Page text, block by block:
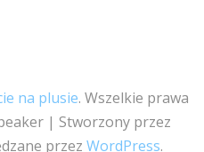
na plusie. Wszelkie prawa
| Stworzony przez
przez WordPress.